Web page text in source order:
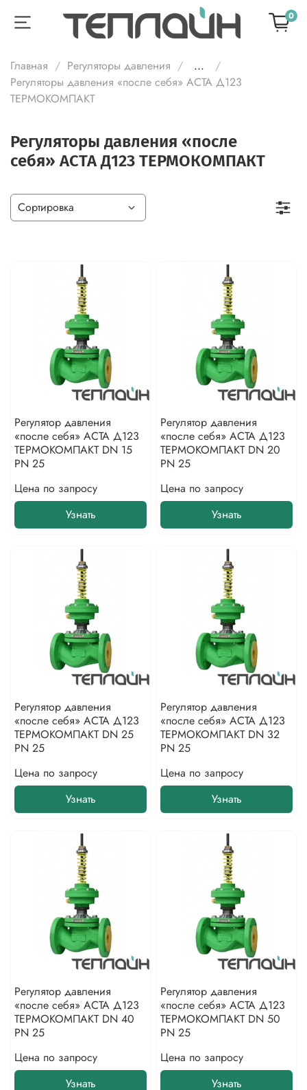
0
Главная Регуляторы давления
...
Регуляторы давления «после себя» АСТА Д123
ТЕРМОКОМПАКТ
Регуляторы давления «после
себя» АСТА Д123 ТЕРМОКОМПАКТ
Регулятор давления
«после себя» АСТА Д123
ТЕРМОКОМПАКТ DN 15
PN 25
Цена по запросу
Узнать
Регулятор давления
«после себя» АСТА Д123
ТЕРМОКОМПАКТ DN 20
PN 25
Цена по запросу
Узнать
Регулятор давления
«после себя» АСТА Д123
ТЕРМОКОМПАКТ DN 25
PN 25
Цена по запросу
Узнать
Регулятор давления
«после себя» АСТА Д123
ТЕРМОКОМПАКТ DN 32
PN 25
Цена по запросу
Узнать
Регулятор давления
«после себя» АСТА Д123
ТЕРМОКОМПАКТ DN 40
PN 25
Цена по запросу
Узнать
Регулятор давления
«после себя» АСТА Д123
ТЕРМОКОМПАКТ DN 50
PN 25
Цена по запросу
Узнать